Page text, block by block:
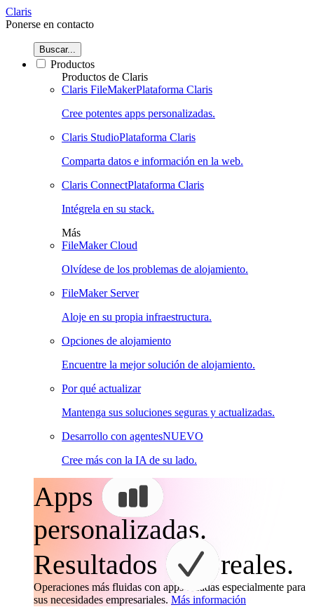
Claris
Ponerse en contacto
Buscar...
Productos
Productos de Claris
Claris FileMakerPlataforma Claris
Cree potentes apps personalizadas.
Claris StudioPlataforma Claris
Comparta datos e información en la web.
Claris ConnectPlataforma Claris
Intégrela en su stack.
Más
FileMaker Cloud
Olvídese de los problemas de alojamiento.
FileMaker Server
Aloje en su propia infraestructura.
Opciones de alojamiento
Encuentre la mejor solución de alojamiento.
Por qué actualizar
Mantenga sus soluciones seguras y actualizadas.
Desarrollo con agentesNUEVO
Cree más con la IA de su lado.
Apps
personalizadas.
Resultados
reales.
Operaciones más fluidas con apps creadas especialmente para
sus necesidades empresariales. Más información